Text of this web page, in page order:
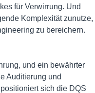
für Verwirrung. Und
Komplexität zunutze,
zu bereichern.
und ein bewährter
Auditierung und
sich die DQS